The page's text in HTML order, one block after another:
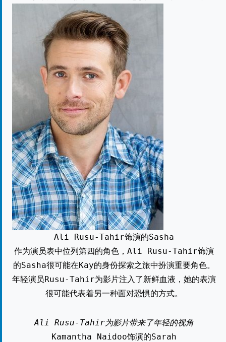
Ali Rusu-Tahir饰演的Sasha
作为演员表中位列第四的角色，Ali Rusu-Tahir饰演
的Sasha很可能在Kay的身份探索之旅中扮演重要角色。
年轻演员Rusu-Tahir为影片注入了新鲜血液，她的表演
很可能代表着另一种面对恐惧的方式。
Ali Rusu-Tahir为影片带来了年轻的视角
Kamantha Naidoo饰演的Sarah